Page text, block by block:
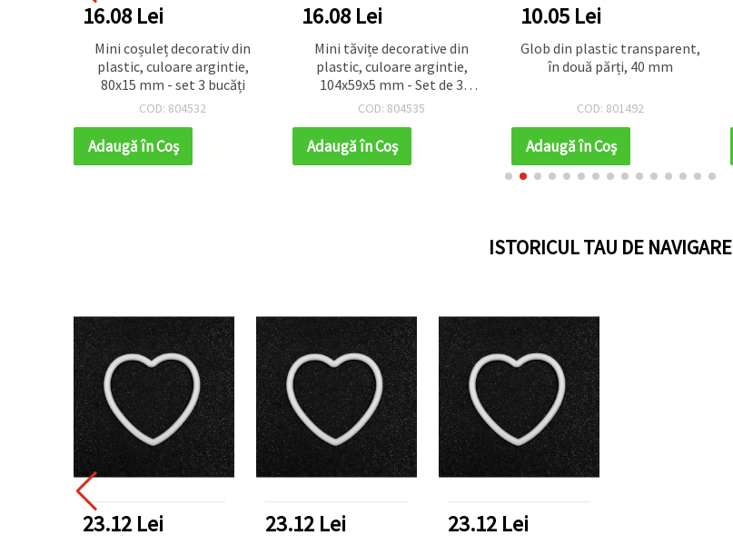
16.08 Lei
Mini coșuleț decorativ din
plastic, culoare argintie,
80x15 mm - set 3 bucăți
COD: 804532
Adaugă în Coş
16.08 Lei
Mini tăvițe decorative din
plastic, culoare argintie,
104x59x5 mm - Set de 3
bucăți
COD: 804535
Adaugă în Coş
10.05 Lei
Glob din plastic transparent,
în două părți, 40 mm
COD: 801492
Adaugă în Coş
ISTORICUL TAU DE NAVIGARE
23.12 Lei 23.12 Lei 23.12 Lei